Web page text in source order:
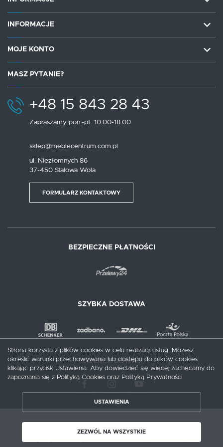
INFORMACJE
MOJE KONTO
MASZ PYTANIE?
+48 15 843 28 43
Zapraszamy pon.-pt. 10.00-18.00
sklep@meblecentrum.com.pl
ul. Niezłomnych 86
37-450 Stalowa Wola
FORMULARZ KONTAKTOWY
BEZPIECZNE PŁATNOŚCI
SZYBKA DOSTAWA
DOŁĄCZ DO NAS
Copyright by meblecentrum.com.pl
Strona korzysta z plików cookies w celu realizacji usług. Możesz
określić warunki przechowywania lub dostępu do plików cookies
klikając przycisk Ustawienia. Aby dowiedzieć się więcej zachęcamy do
zapoznania się z Polityką Cookies oraz Polityką Prywatności.
USTAWIENIA
ZEZWÓL NA WSZYSTKIE